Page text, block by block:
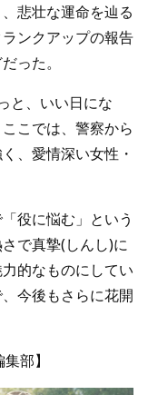
悲壮な運命を辿る
ンクアップの報告
った。
と、いい日にな
こでは、警察から
、愛情深い女性・
役に悩む」という
で真摯(しんし)に
的なものにしてい
今後もさらに花開
部】